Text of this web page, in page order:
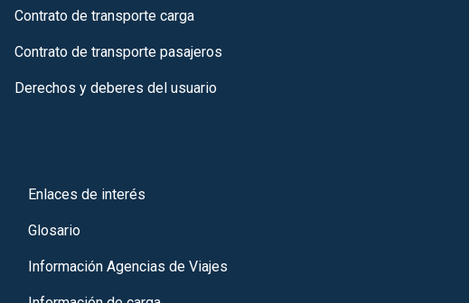
Contrato de transporte carga
Contrato de transporte pasajeros
Derechos y deberes del usuario
Enlaces de interés
Glosario
Información Agencias de Viajes